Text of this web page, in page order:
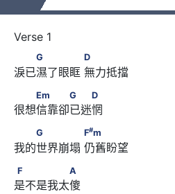
G　　　　      D
G D
淚已濕了眼眶 無力抵擋
Em　　　G　　D
Em G D
很想信靠卻已迷惘
G　　　　      F
G F#m
我的世界崩塌 仍舊盼望
F　　　　　A
F A
是不是我太傻